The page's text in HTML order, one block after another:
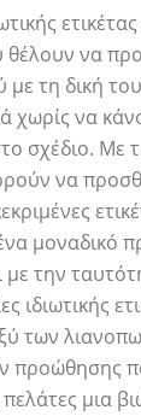
θέλουν να
τη δική
χωρίς να
σχέδιο. Με
να
μοναδικό
με την
ιδιωτικής
των
προώθησης
μια